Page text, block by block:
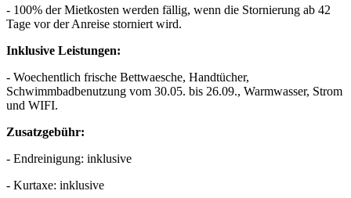
- 100% der Mietkosten werden fällig, wenn die Stornierung ab 42
Tage vor der Anreise storniert wird.
Inklusive Leistungen:
- Woechentlich frische Bettwaesche, Handtücher,
Schwimmbadbenutzung vom 30.05. bis 26.09., Warmwasser, Strom
und WIFI.
Zusatzgebühr:
- Endreinigung: inklusive
- Kurtaxe: inklusive